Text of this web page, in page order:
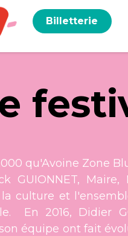
Billetterie
qu'Avoine Zone
GUIONNET, Maire,
culture et
En 2016, Didier
équipe ont fait